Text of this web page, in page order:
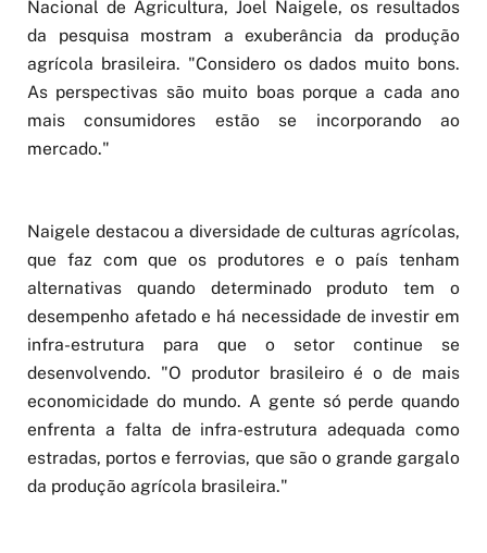
Nacional de Agricultura, Joel Naigele, os resultados
da pesquisa mostram a exuberância da produção
agrícola brasileira. "Considero os dados muito bons.
As perspectivas são muito boas porque a cada ano
mais consumidores estão se incorporando ao
mercado."
Naigele destacou a diversidade de culturas agrícolas,
que faz com que os produtores e o país tenham
alternativas quando determinado produto tem o
desempenho afetado e há necessidade de investir em
infra-estrutura para que o setor continue se
desenvolvendo. "O produtor brasileiro é o de mais
economicidade do mundo. A gente só perde quando
enfrenta a falta de infra-estrutura adequada como
estradas, portos e ferrovias, que são o grande gargalo
da produção agrícola brasileira."